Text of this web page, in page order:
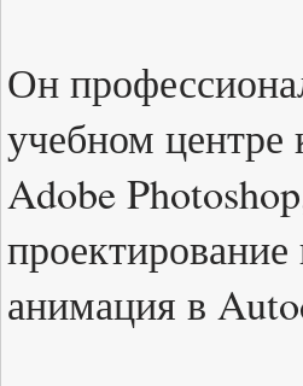
Он
учебном центре
Adobe
анимация в